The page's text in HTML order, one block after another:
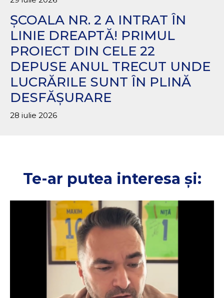
ȘCOALA NR. 2 A INTRAT ÎN
LINIE DREAPTĂ! PRIMUL
PROIECT DIN CELE 22
DEPUSE ANUL TRECUT UNDE
LUCRĂRILE SUNT ÎN PLINĂ
DESFĂȘURARE
28 iulie 2026
Te-ar putea interesa și: